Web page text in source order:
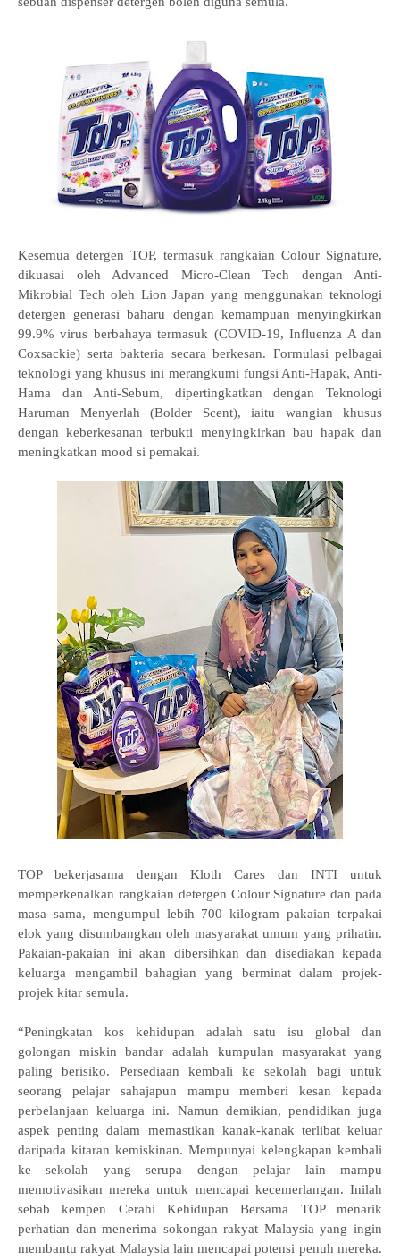
Kesemua detergen TOP, termasuk rangkaian Colour Signature,
dikuasai oleh Advanced Micro-Clean Tech dengan Anti-
Mikrobial Tech oleh Lion Japan yang menggunakan teknologi
detergen generasi baharu dengan kemampuan menyingkirkan
99.9% virus berbahaya termasuk (COVID-19, Influenza A dan
Coxsackie) serta bakteria secara berkesan. Formulasi pelbagai
teknologi yang khusus ini merangkumi fungsi Anti-Hapak, Anti-
Hama dan Anti-Sebum, dipertingkatkan dengan Teknologi
Haruman Menyerlah (Bolder Scent), iaitu wangian khusus
dengan keberkesanan terbukti menyingkirkan bau hapak dan
meningkatkan mood si pemakai.
TOP bekerjasama dengan Kloth Cares dan INTI untuk
memperkenalkan rangkaian detergen Colour Signature dan pada
masa sama, mengumpul lebih 700 kilogram pakaian terpakai
elok yang disumbangkan oleh masyarakat umum yang prihatin.
Pakaian-pakaian ini akan dibersihkan dan disediakan kepada
keluarga mengambil bahagian yang berminat dalam projek-
projek kitar semula.
“Peningkatan kos kehidupan adalah satu isu global dan
golongan miskin bandar adalah kumpulan masyarakat yang
paling berisiko. Persediaan kembali ke sekolah bagi untuk
seorang pelajar sahajapun mampu memberi kesan kepada
perbelanjaan keluarga ini. Namun demikian, pendidikan juga
aspek penting dalam memastikan kanak-kanak terlibat keluar
daripada kitaran kemiskinan. Mempunyai kelengkapan kembali
ke sekolah yang serupa dengan pelajar lain mampu
memotivasikan mereka untuk mencapai kecemerlangan. Inilah
sebab kempen Cerahi Kehidupan Bersama TOP menarik
perhatian dan menerima sokongan rakyat Malaysia yang ingin
membantu rakyat Malaysia lain mencapai potensi penuh mereka.